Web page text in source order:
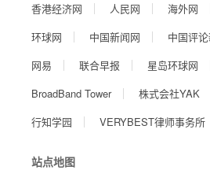
香港经济网
人民网 海外网
环球网
中国新闻网 中国评
网易
联合早报
星岛环球网
BroadBand Tower
株式会社YAK
行知学园
VERYBEST律师事务所
站点地图